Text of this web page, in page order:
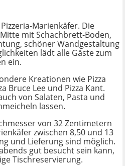
Marienkäfer. Die
mit Schachbrett-Boden,
schöner Wandgestaltung
lädt alle Gäste zum
ein.
Kreationen wie Pizza
Bruce Lee und Pizza Kant.
von Salaten, Pasta und
lassen.
von 32 Zentimetern
zwischen 8,50 und 13
und Lieferung sind möglich.
gut besucht sein kann,
Tischreservierung.